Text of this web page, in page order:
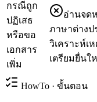
กรณีถูก
ปฏิเสธ
หรือขอ
เอกสาร
เพิ่ม
อ่านจด
ภาษาต่างป
วิเคราะห์เห
เตรียมยื่นใ
HowTo · ขั้นตอน